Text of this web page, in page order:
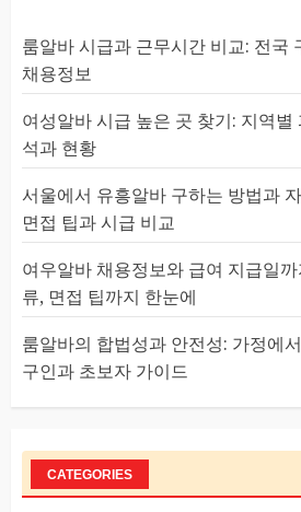
룸알바 시급과 근무시간 비교: 전국
채용정보
여성알바 시급 높은 곳 찾기: 지역
석과 현황
서울에서 유흥알바 구하는 방법과
면접 팁과 시급 비교
여우알바 채용정보와 급여 지급일
류, 면접 팁까지 한눈에
룸알바의 합법성과 안전성: 가정에
구인과 초보자 가이드
CATEGORIES